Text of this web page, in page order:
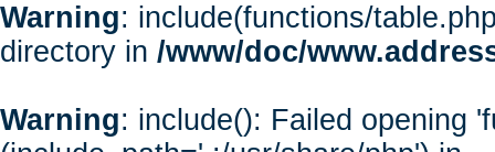
Warning: include(functions/
directory in /www/doc/
Warning: include(): Failed opening